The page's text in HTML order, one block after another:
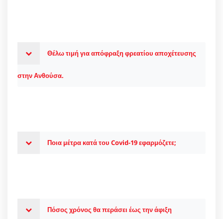
Θέλω τιμή για απόφραξη φρεατίου αποχέτευσης
στην Ανθούσα.
Ποια μέτρα κατά του Covid-19 εφαρμόζετε;
Πόσος χρόνος θα περάσει έως την άφιξη